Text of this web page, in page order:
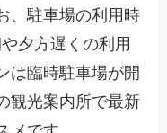
、駐車場の利用時
夕方遅くの利用
は臨時駐車場が開
観光案内所で最新